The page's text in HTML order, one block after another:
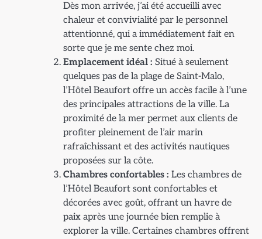
Dès mon arrivée, j’ai été accueilli avec
chaleur et convivialité par le personnel
attentionné, qui a immédiatement fait en
sorte que je me sente chez moi.
Emplacement idéal : Situé à seulement
quelques pas de la plage de Saint-Malo,
l’Hôtel Beaufort offre un accès facile à l’une
des principales attractions de la ville. La
proximité de la mer permet aux clients de
profiter pleinement de l’air marin
rafraîchissant et des activités nautiques
proposées sur la côte.
Chambres confortables : Les chambres de
l’Hôtel Beaufort sont confortables et
décorées avec goût, offrant un havre de
paix après une journée bien remplie à
explorer la ville. Certaines chambres offrent